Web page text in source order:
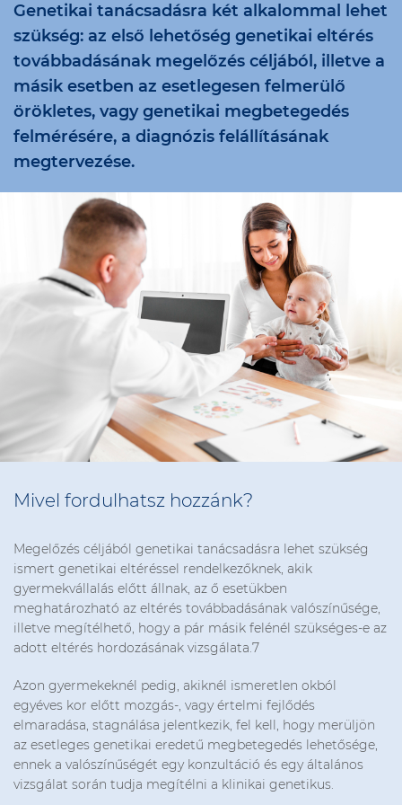
Genetikai tanácsadásra két alkalommal lehet
szükség: az első lehetőség genetikai eltérés
továbbadásának megelőzés céljából, illetve a
másik esetben az esetlegesen felmerülő
örökletes, vagy genetikai megbetegedés
felmérésére, a diagnózis felállításának
megtervezése.
Mivel fordulhatsz hozzánk?
Megelőzés céljából genetikai tanácsadásra lehet szükség
ismert genetikai eltéréssel rendelkezőknek, akik
gyermekvállalás előtt állnak, az ő esetükben
meghatározható az eltérés továbbadásának valószínűsége,
illetve megítélhető, hogy a pár másik felénél szükséges-e az
adott eltérés hordozásának vizsgálata.7
Azon gyermekeknél pedig, akiknél ismeretlen okból
egyéves kor előtt mozgás-, vagy értelmi fejlődés
elmaradása, stagnálása jelentkezik, fel kell, hogy merüljön
az esetleges genetikai eredetű megbetegedés lehetősége,
ennek a valószínűségét egy konzultáció és egy általános
vizsgálat során tudja megítélni a klinikai genetikus.